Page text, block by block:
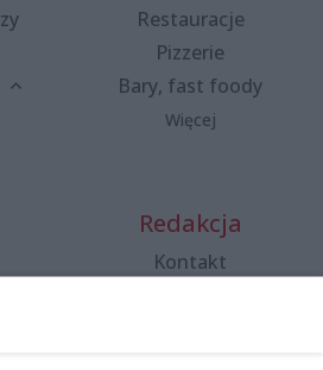
Restauracje
Pizzerie
Bary, fast foody
Więcej
Redakcja
Kontakt